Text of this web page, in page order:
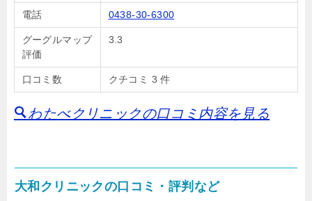
電話 0438-30-6300
グーグルマップ
評価
3.3
口コミ数 クチコミ 3 件
わたべクリニックの口コミ内容を見る
大和クリニックの口コミ・評判など